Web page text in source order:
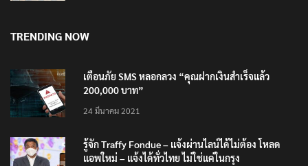
TRENDING NOW
เตือนภัย SMS หลอกลวง “คุณฝากเงินสำเร็จแล้ว
200,000 บาท”
24 มีนาคม 2021
รู้จัก Traffy Fondue – แจ้งผ่านไลน์ได้ไม่ต้อง โหลด
แอพใหม่ – แจ้งได้ทั่วไทย ไม่ใช่แค่ในกรุง